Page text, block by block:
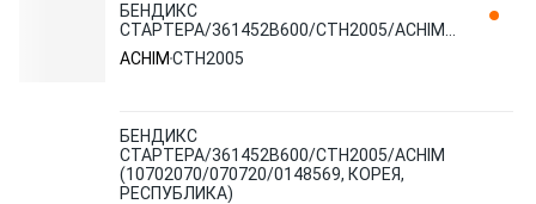
БЕНДИКС
СТАРТЕРА/361452B600/CTH2005/ACHIM
(10702070/070720/0148569, КОРЕЯ,
РЕСПУБЛИКА)
ACHIM CTH2005
БЕНДИКС
СТАРТЕРА/361452B600/CTH2005/ACHIM
(10702070/070720/0148569, КОРЕЯ,
РЕСПУБЛИКА)